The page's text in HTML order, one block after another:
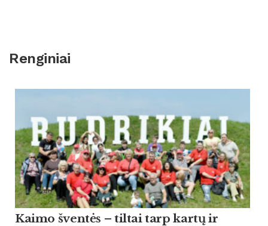
Renginiai
Kaimo šventės – tiltai tarp kartų ir